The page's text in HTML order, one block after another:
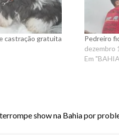
castração gratuita
Pedreiro
dezembro
Em
show na Bahia por